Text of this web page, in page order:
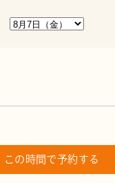
この時間で予約する